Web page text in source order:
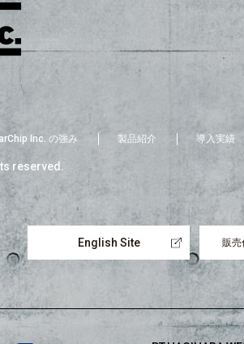
Inc. の強み 製品紹介 導入実績
reserved.
English Site 販売